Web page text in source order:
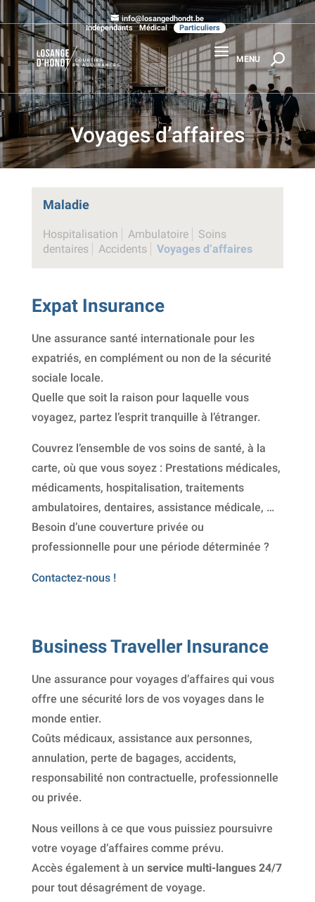
info@losangedhondt.be
Indépendants
Médical Particuliers
Voyages d’affaires
Maladie
Hospitalisation Ambulatoire
Soins
dentaires
Accidents Voyages d’affaires
Expat Insurance
Une assurance santé internationale pour les
expatriés, en complément ou non de la sécurité
sociale locale.
Quelle que soit la raison pour laquelle vous
voyagez, partez l’esprit tranquille à l’étranger.
Couvrez l’ensemble de vos soins de santé, à la
carte, où que vous soyez : Prestations médicales,
médicaments, hospitalisation, traitements
ambulatoires, dentaires, assistance médicale, …
Besoin d’une couverture privée ou
professionnelle pour une période déterminée ?
Contactez-nous !
Business Traveller Insurance
Une assurance pour voyages d’affaires qui vous
offre une sécurité lors de vos voyages dans le
monde entier.
Coûts médicaux, assistance aux personnes,
annulation, perte de bagages, accidents,
responsabilité non contractuelle, professionnelle
ou privée.
Nous veillons à ce que vous puissiez poursuivre
votre voyage d’affaires comme prévu.
Accès également à un service multi-langues 24/7
pour tout désagrément de voyage.